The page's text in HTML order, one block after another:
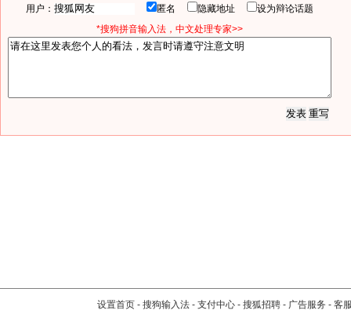
用户： 匿名 隐藏地址
设为辩论话题
*搜狗拼音输入法，中文处理专家>>
设置首页 - 搜狗输入法 - 支付中心 - 搜狐招聘 - 广告服务 - 客